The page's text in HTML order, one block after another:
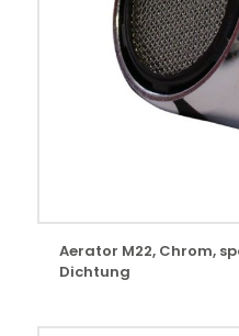
Aerator M22, Chrom,
Dichtung